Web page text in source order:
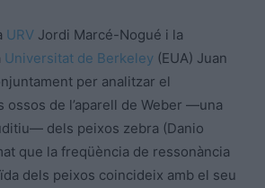
URV Jordi Marcé-Nogué i la
Universitat de Berkeley (EUA) Juan
per analitzar el
ossos de l’aparell de Weber —una
dels peixos zebra (Danio
que la freqüència de ressonància
dels peixos coincideix amb el seu